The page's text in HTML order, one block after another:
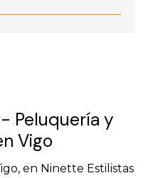
Peluquería y
Vigo
en Ninette Estilistas